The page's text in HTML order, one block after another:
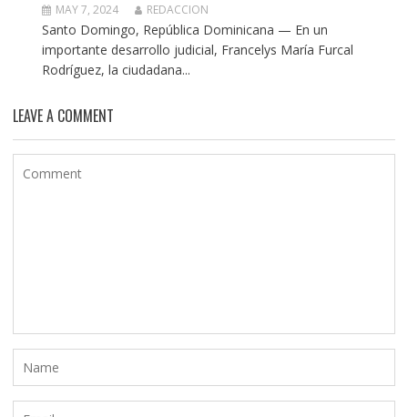
MAY 7, 2024 REDACCION
Santo Domingo, República Dominicana — En un
importante desarrollo judicial, Francelys María Furcal
Rodríguez, la ciudadana...
LEAVE A COMMENT